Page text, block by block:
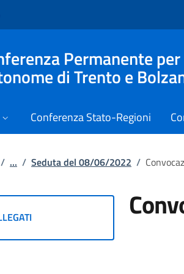
Permanente
di Trento e
Conferenza Stato-Regioni
/ ... / Seduta del 08/06/2022 /